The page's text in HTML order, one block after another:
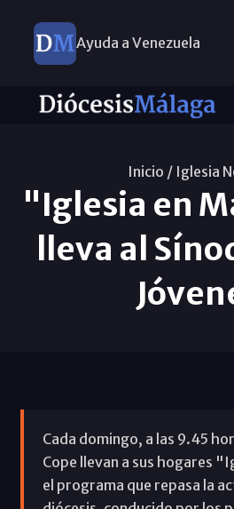
Ayuda a Venezuela
Inicio / Iglesia
"Iglesia en
lleva al
Cada domingo, a las 9.45
Cope llevan a sus hogares
el programa que repasa la